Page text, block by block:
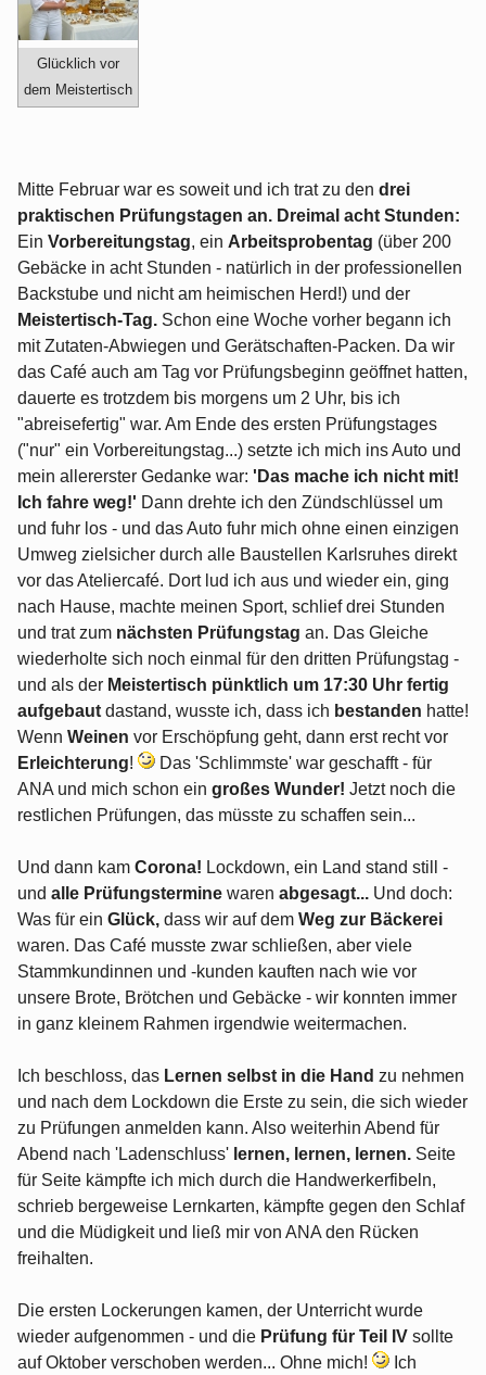
Glücklich vor
dem Meistertisch
Mitte Februar war es soweit und ich trat zu den drei
praktischen Prüfungstagen an. Dreimal acht Stunden:
Ein Vorbereitungstag, ein Arbeitsprobentag (über 200
Gebäcke in acht Stunden - natürlich in der professionellen
Backstube und nicht am heimischen Herd!) und der
Meistertisch-Tag. Schon eine Woche vorher begann ich
mit Zutaten-Abwiegen und Gerätschaften-Packen. Da wir
das Café auch am Tag vor Prüfungsbeginn geöffnet hatten,
dauerte es trotzdem bis morgens um 2 Uhr, bis ich
"abreisefertig" war. Am Ende des ersten Prüfungstages
("nur" ein Vorbereitungstag...) setzte ich mich ins Auto und
mein allererster Gedanke war: 'Das mache ich nicht mit!
Ich fahre weg!' Dann drehte ich den Zündschlüssel um
und fuhr los - und das Auto fuhr mich ohne einen einzigen
Umweg zielsicher durch alle Baustellen Karlsruhes direkt
vor das Ateliercafé. Dort lud ich aus und wieder ein, ging
nach Hause, machte meinen Sport, schlief drei Stunden
und trat zum nächsten Prüfungstag an. Das Gleiche
wiederholte sich noch einmal für den dritten Prüfungstag -
und als der Meistertisch pünktlich um 17:30 Uhr fertig
aufgebaut dastand, wusste ich, dass ich bestanden hatte!
Wenn Weinen vor Erschöpfung geht, dann erst recht vor
Erleichterung!
Das 'Schlimmste' war geschafft - für
ANA und mich schon ein großes Wunder! Jetzt noch die
restlichen Prüfungen, das müsste zu schaffen sein...
Und dann kam Corona! Lockdown, ein Land stand still -
und alle Prüfungstermine waren abgesagt... Und doch:
Was für ein Glück, dass wir auf dem Weg zur Bäckerei
waren. Das Café musste zwar schließen, aber viele
Stammkundinnen und -kunden kauften nach wie vor
unsere Brote, Brötchen und Gebäcke - wir konnten immer
in ganz kleinem Rahmen irgendwie weitermachen.
Ich beschloss, das Lernen selbst in die Hand zu nehmen
und nach dem Lockdown die Erste zu sein, die sich wieder
zu Prüfungen anmelden kann. Also weiterhin Abend für
Abend nach 'Ladenschluss' lernen, lernen, lernen. Seite
für Seite kämpfte ich mich durch die Handwerkerfibeln,
schrieb bergeweise Lernkarten, kämpfte gegen den Schlaf
und die Müdigkeit und ließ mir von ANA den Rücken
freihalten.
Die ersten Lockerungen kamen, der Unterricht wurde
wieder aufgenommen - und die Prüfung für Teil IV sollte
auf Oktober verschoben werden... Ohne mich!
Ich